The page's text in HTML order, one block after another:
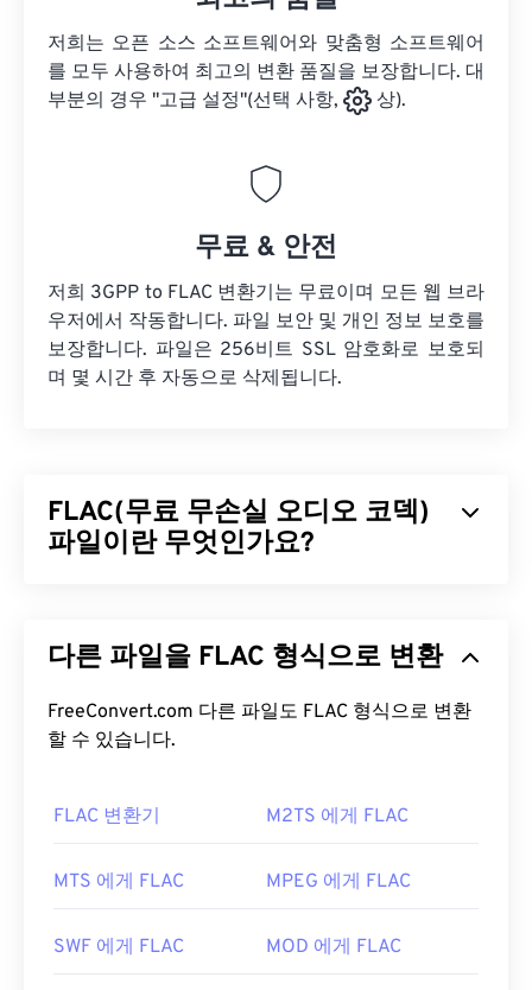
저희는 오픈 소스 소프트웨어와 맞춤형 소프트웨어
를 모두 사용하여 최고의 변환 품질을 보장합니다. 대
부분의 경우 "고급 설정"(선택 사항,
상).
무료 & 안전
저희 3GPP to FLAC 변환기는 무료이며 모든 웹 브라
우저에서 작동합니다. 파일 보안 및 개인 정보 보호를
보장합니다. 파일은 256비트 SSL 암호화로 보호되
며 몇 시간 후 자동으로 삭제됩니다.
FLAC(무료 무손실 오디오 코덱)
파일이란 무엇인가요?
"무손실"이라는 단어가 암시하듯이 음질이나 원본
본 크기의 약 50~70%로 압축하는알고리즘을 사용
하여 이를 구현합니다.
FLAC 파일을 어떻게 여나요?
이어입니다. FLAC에 대한 다른 세부 정보로는 특허
프로그래밍 인터페이스(TAPI) 와 호환되고,
저작권 관리(DRM)가
적용되지 않는다는 점이 있습
다른 파일을 FLAC 형식으로 변환
FreeConvert.com 다른 파일도 FLAC 형식으로 변환
할 수 있습니다.
FLAC 변환기 M2TS 에게 FLAC
MTS 에게 FLAC MPEG 에게 FLAC
SWF 에게 FLAC MOD 에게 FLAC